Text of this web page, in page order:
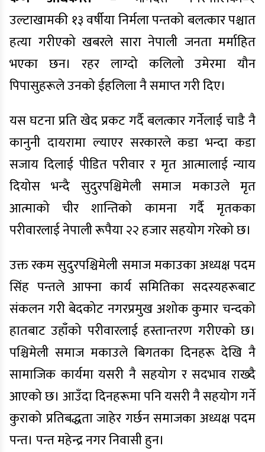
उल्टाखामकी १३ वर्षीया निर्मला पन्तको बलत्कार पश्चात
हत्या गरीएको खबरले सारा नेपाली जनता मर्माहित
भएका छन। रहर लाग्दो कलिलो उमेरमा यौन
पिपासुहरूले उनको ईहलिला नै समाप्त गरी दिए।
यस घटना प्रति खेद प्रकट गर्दै बलत्कार गर्नेलाई चाडै नै
कानुनी दायरामा ल्याएर सरकारले कडा भन्दा कडा
सजाय दिलाई पीडित परीवार र मृत आत्मालाई न्याय
दियोस भन्दै सुदुरपश्चिमेली समाज मकाउले मृत
आत्माको चीर शान्तिको कामना गर्दै मृतकका
परीवारलाई नेपाली रूपैया २२ हजार सहयोग गरेको छ।
उक्त रकम सुदुरपश्चिमेली समाज मकाउका अध्यक्ष पदम
सिंह पन्तले आफ्ना कार्य समितिका सदस्यहरूबाट
संकलन गरी बेदकोट नगरप्रमुख अशोक कुमार चन्दको
हातबाट उहाँको परीवारलाई हस्तान्तरण गरीएको छ।
पश्चिमेली समाज मकाउले बिगतका दिनहरू देखि नै
सामाजिक कार्यमा यसरी नै सहयोग र सदभाव राख्दै
आएको छ। आउँदा दिनहरूमा पनि यसरी नै सहयोग गर्ने
कुराको प्रतिबद्धता जाहेर गर्छन समाजका अध्यक्ष पदम
पन्त। पन्त महेन्द्र नगर निवासी हुन।